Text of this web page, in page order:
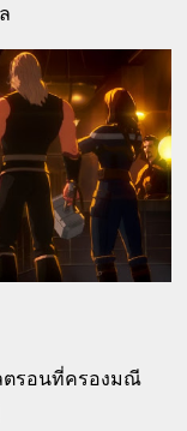
ตรอนที่ครองมณี